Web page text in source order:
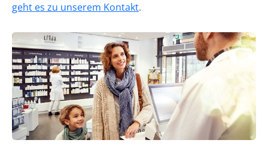
geht es zu unserem Kontakt.